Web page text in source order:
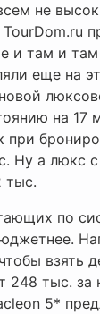
не
и там и
еще на
на 17
при
Ну а люкс
тыс.
по
взять
248 тыс. за
5*